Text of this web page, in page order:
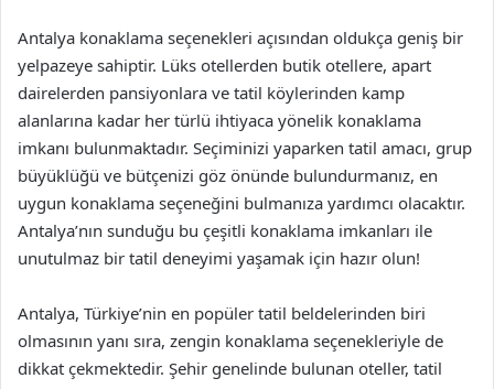
Antalya konaklama seçenekleri açısından oldukça geniş bir
yelpazeye sahiptir. Lüks otellerden butik otellere, apart
dairelerden pansiyonlara ve tatil köylerinden kamp
alanlarına kadar her türlü ihtiyaca yönelik konaklama
imkanı bulunmaktadır. Seçiminizi yaparken tatil amacı, grup
büyüklüğü ve bütçenizi göz önünde bulundurmanız, en
uygun konaklama seçeneğini bulmanıza yardımcı olacaktır.
Antalya’nın sunduğu bu çeşitli konaklama imkanları ile
unutulmaz bir tatil deneyimi yaşamak için hazır olun!
Antalya, Türkiye’nin en popüler tatil beldelerinden biri
olmasının yanı sıra, zengin konaklama seçenekleriyle de
dikkat çekmektedir. Şehir genelinde bulunan oteller, tatil